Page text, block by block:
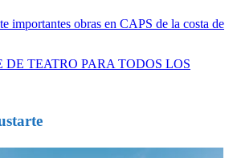
importantes obras en CAPS de la costa de
TEATRO PARA TODOS LOS